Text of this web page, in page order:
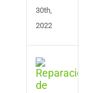
30th,
2022
de